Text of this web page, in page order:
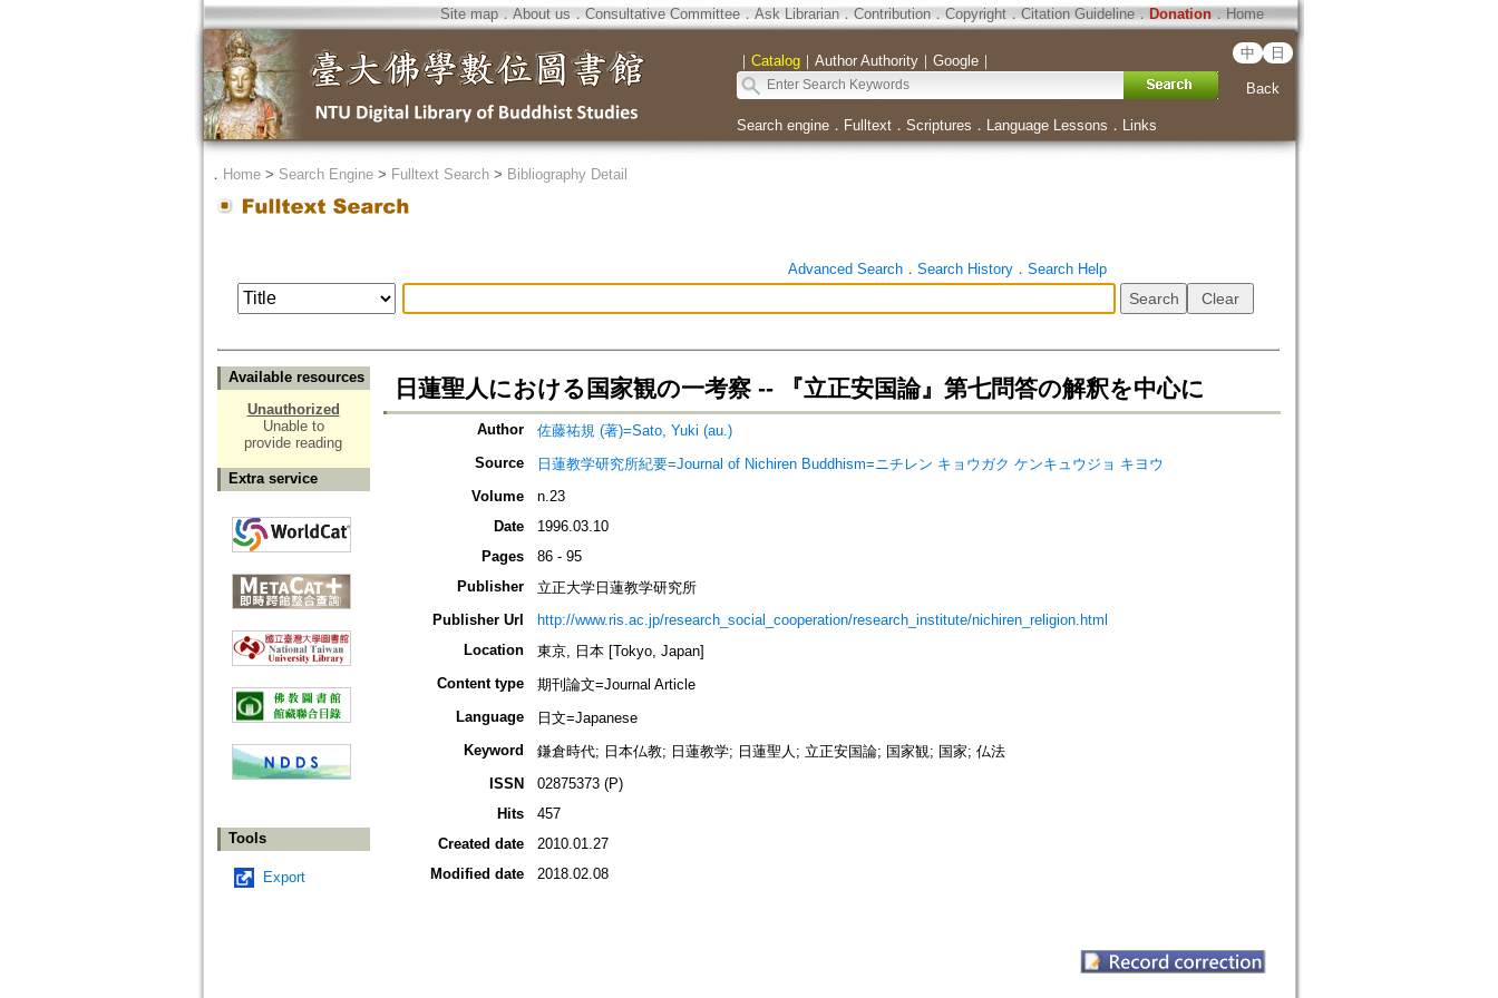
Site map．About us ． Consultative Committee． Ask Librarian． Contribution．Copyright．Citation Guideline． Donation．Home
｜ Catalog｜ Author Authority｜ Google｜ 中 日
Back
Search engine． Fulltext． Scriptures ． Language Lessons ． Links
． Home> Search Engine> Fulltext Search> Bibliography Detail
Advanced Search． Search History． Search Help
Available resources
Unauthorized
Unable to
provide reading
Extra service
Tools
Export
日蓮聖人における国家観の一考察 -- 『立正安国論』第七問答の解釈を中心に
Author
佐藤祐規 (著)=Sato, Yuki (au.)
Source
日蓮教学研究所紀要=Journal of Nichiren Buddhism=ニチレン キョウガク ケンキュウジョ キヨウ
Volume
n.23
Date
1996.03.10
Pages
86 - 95
Publisher
立正大学日蓮教学研究所
Publisher Url
http://www.ris.ac.jp/research_social_cooperation/research_institute/nichiren_religion.html
Location
東京, 日本 [Tokyo, Japan]
Content type
期刊論文=Journal Article
Language
日文=Japanese
Keyword
鎌倉時代; 日本仏教; 日蓮教学; 日蓮聖人; 立正安国論; 国家観; 国家; 仏法
ISSN
02875373 (P)
Hits
457
Created date
2010.01.27
Modified date
2018.02.08